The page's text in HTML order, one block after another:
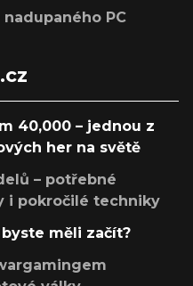
nadupaného PC
40,000 – jednou z
her na světě
– potřebné
i pokročilé techniky
byste měli začít?